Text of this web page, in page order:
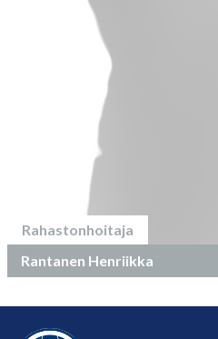
Rahastonhoitaja
Rantanen Henriikka